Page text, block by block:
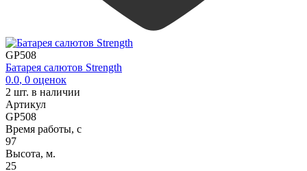
GP508
Батарея салютов Strength
0.0, 0 оценок
2 шт. в наличии
Артикул
GP508
Время работы, с
97
Высота, м.
25